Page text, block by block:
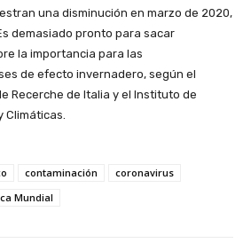
una disminución en marzo de 2020,
demasiado pronto para sacar
la importancia para las
de efecto invernadero, según el
Recerche de Italia y el Instituto de
contaminación
coronavirus
Mundial